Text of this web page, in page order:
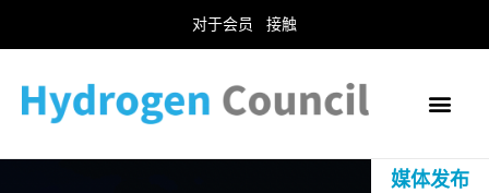
对于会员 接触
媒体发布